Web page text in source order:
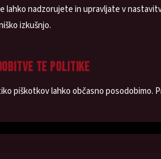
lahko nadzorujete in upravljate v
izkušnjo.
TE POLITIKE
piškotkov lahko občasno posodobimo.